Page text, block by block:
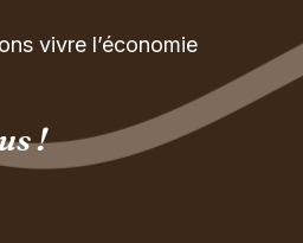
vivre l’économie
!